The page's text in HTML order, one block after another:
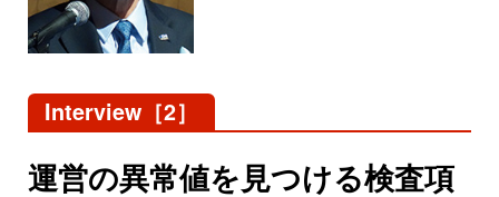
Interview［2］
運営の異常値を見つける検査項